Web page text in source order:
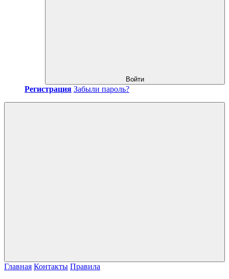
Войти
Регистрация Забыли пароль?
Главная Контакты Правила